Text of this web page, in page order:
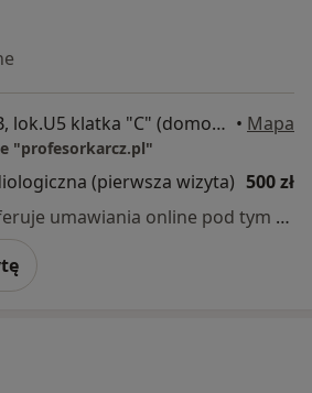
al.Sikorskiego 9B, lok.U5 klatka "C" (domofon 9305 i klawisz dzwonka), Warszawa • Mapa
"profesorkarcz.pl"
(pierwsza wizyta) 500 zł
Specjalista nie oferuje umawiania online pod tym adresem.